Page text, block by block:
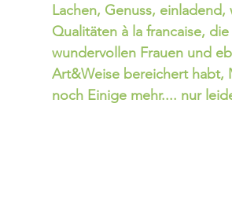
Lachen, Genuss,
Qualitäten à la francaise,
wundervollen Frauen und
Art&Weise bereichert habt,
noch Einige mehr.... nur